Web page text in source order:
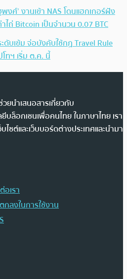
พงศ์’ งานเข้า NAS โดนแฮกเกอร์ฝัง
าไถ่ Bitcoin เป็นจำนวน 0.07 BTC
ดับเข้ม จ่อบังคับใช้กฏ Travel Rule
ทฯ เริ่ม ต.ค. นี้
ยนำเสนอสารเกี่ยวกับ
บล็อกเชนเพื่อคนไทย ในภาษาไทย เรา
ซต์และเว็บบอร์ดต่างประเทศและนำมา
อเรา
กลงในการใช้งาน